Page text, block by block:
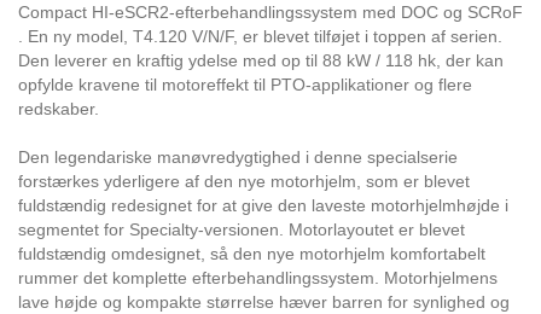
Compact HI-eSCR2-efterbehandlingssystem med DOC og SCRoF
. En ny model, T4.120 V/N/F, er blevet tilføjet i toppen af serien.
Den leverer en kraftig ydelse med op til 88 kW / 118 hk, der kan
opfylde kravene til motoreffekt til PTO-applikationer og flere
redskaber.
Den legendariske manøvredygtighed i denne specialserie
forstærkes yderligere af den nye motorhjelm, som er blevet
fuldstændig redesignet for at give den laveste motorhjelmhøjde i
segmentet for Specialty-versionen. Motorlayoutet er blevet
fuldstændig omdesignet, så den nye motorhjelm komfortabelt
rummer det komplette efterbehandlingssystem. Motorhjelmens
lave højde og kompakte størrelse hæver barren for synlighed og